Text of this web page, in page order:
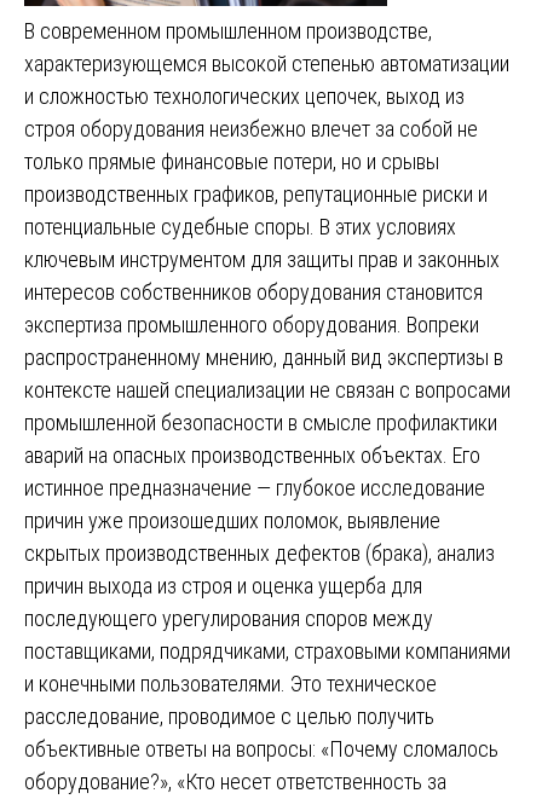
В современном промышленном производстве,
характеризующемся высокой степенью автоматизации
и сложностью технологических цепочек, выход из
строя оборудования неизбежно влечет за собой не
только прямые финансовые потери, но и срывы
производственных графиков, репутационные риски и
потенциальные судебные споры. В этих условиях
ключевым инструментом для защиты прав и законных
интересов собственников оборудования становится
экспертиза промышленного оборудования. Вопреки
распространенному мнению, данный вид экспертизы в
контексте нашей специализации не связан с вопросами
промышленной безопасности в смысле профилактики
аварий на опасных производственных объектах. Его
истинное предназначение — глубокое исследование
причин уже произошедших поломок, выявление
скрытых производственных дефектов (брака), анализ
причин выхода из строя и оценка ущерба для
последующего урегулирования споров между
поставщиками, подрядчиками, страховыми компаниями
и конечными пользователями. Это техническое
расследование, проводимое с целью получить
объективные ответы на вопросы: «Почему сломалось
оборудование?», «Кто несет ответственность за